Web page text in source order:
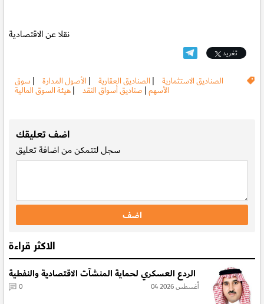
نقلا عن الاقتصادية
تغريد
الصناديق الاستثمارية | الصناديق العقارية | الأصول المدارة |سوق
الأسهم| صناديق أسواق النقد |هيئة السوق المالية
اضف تعليقك
سجللتتمكن من اضافة تعليق
الاكثر قراءة
الردع العسكري لحماية المنشآت الاقتصادية والنفطية
04 أغسطس 2026 0